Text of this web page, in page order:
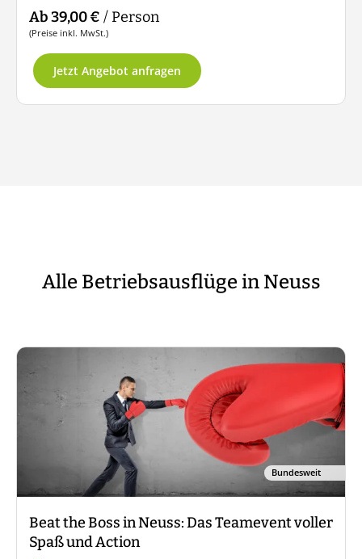
Ab 39,00 € / Person
(Preise inkl. MwSt.)
Jetzt Angebot anfragen
Alle Betriebsausflüge in Neuss
Bundesweit
Beat the Boss in Neuss: Das Teamevent voller
Spaß und Action